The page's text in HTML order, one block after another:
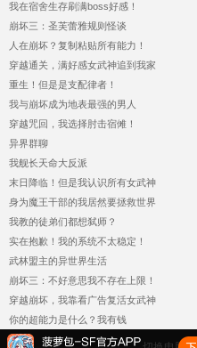
我在宿舍生存刷满boss好感！
崩坏三：圣芙蕾雅规则怪谈
人在崩坏？复制粘贴所有能力！
穿越通关，满好感女武神追到我家
重生！但是是支配律者！
我与崩坏成为地表最强的男人
穿越咒回，我选择肘击宿傩！
异界群聊
我舰长天命大反派
末日降临！但是我认识所有女武神
身为魔王干部的我居然要拯救世界
我教的徒弟们都想弑师？
实在抱歉！我的系统不太稳定！
武林盟主的异世界生活
崩坏三：不好意思我不存在上限！
穿越崩坏，我靠看广告复活女武神
你的超能力是什么？我有钱